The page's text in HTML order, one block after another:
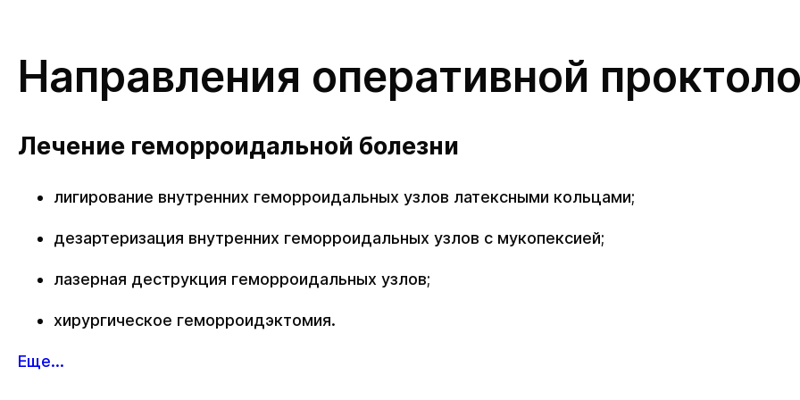
Направления оперативной
Лечение геморроидальной болезни
лигирование внутренних геморроидальных узлов латексными кольцами;
дезартеризация внутренних геморроидальных узлов с мукопексией;
лазерная деструкция геморроидальных узлов;
хирургическое геморроидэктомия.
Еще...